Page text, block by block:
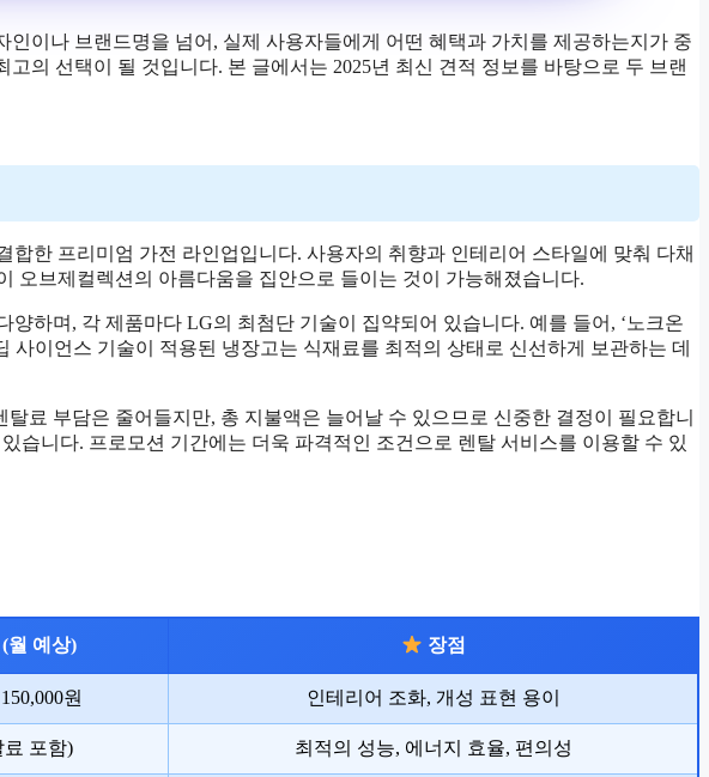
이나 브랜드명을 넘어, 실제 사용자들에게 어떤 혜택과 가치를 제공하는지가 중
의 선택이 될 것입니다. 본 글에서는 2025년 최신 견적 정보를 바탕으로 두 브랜
한 프리미엄 가전 라인업입니다. 사용자의 취향과 인테리어 스타일에 맞춰 다채
오브제컬렉션의 아름다움을 집안으로 들이는 것이 가능해졌습니다.
하며, 각 제품마다 LG의 최첨단 기술이 집약되어 있습니다. 예를 들어, ‘노크온
이언스 기술이 적용된 냉장고는 식재료를 최적의 상태로 신선하게 보관하는 데
료 부담은 줄어들지만, 총 지불액은 늘어날 수 있으므로 신중한 결정이 필요합니
습니다. 프로모션 기간에는 더욱 파격적인 조건으로 렌탈 서비스를 이용할 수 있
월 예상) 장점
원 인테리어 조화, 개성 표현 용이
료 포함) 최적의 성능, 에너지 효율, 편의성